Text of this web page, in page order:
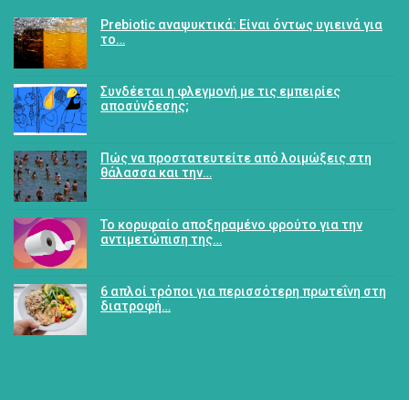
Prebiotic αναψυκτικά: Είναι όντως υγιεινά για
το…
Συνδέεται η φλεγμονή με τις εμπειρίες
αποσύνδεσης;
Πώς να προστατευτείτε από λοιμώξεις στη
θάλασσα και την…
Το κορυφαίο αποξηραμένο φρούτο για την
αντιμετώπιση της…
6 απλοί τρόποι για περισσότερη πρωτεΐνη στη
διατροφή…